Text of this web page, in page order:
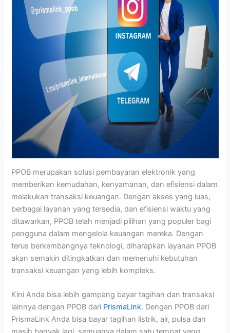
PPOB merupakan solusi pembayaran elektronik yang
memberikan kemudahan, kenyamanan, dan efisiensi dalam
melakukan transaksi keuangan. Dengan akses yang luas,
berbagai layanan yang tersedia, dan efisiensi waktu yang
ditawarkan, PPOB telah menjadi pilihan yang populer bagi
pengguna dalam mengelola keuangan mereka. Dengan
terus berkembangnya teknologi, diharapkan layanan PPOB
akan semakin ditingkatkan dan memenuhi kebutuhan
transaksi keuangan yang lebih kompleks.
Kini Anda bisa lebih gampang bayar tagihan dan transaksi
lainnya dengan PPOB dari PrismaLink. Dengan PPOB dari
PrismaLink Anda bisa bayar tagihan listrik, air, pulsa dan